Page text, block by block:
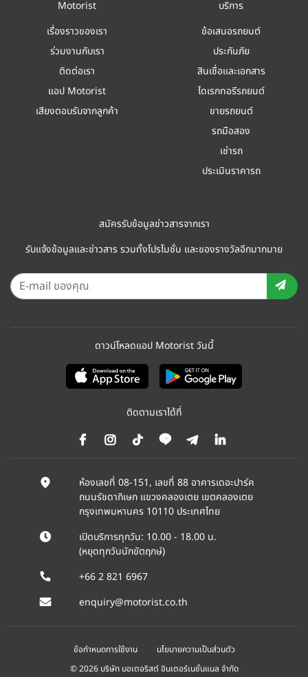
Motorist
เรื่องราวของเรา
ร่วมงานกับเรา
ติดต่อเรา
แอป Motorist
เสียงตอบรับจากลูกค้า
บริการ
ข้อเสนอรถยนต์
ประกันภัย
สินเชื่อและเอกสาร
ไดเรกทอรีรถยนต์
ขายรถยนต์
รถมือสอง
เช่ารถ
ประเมินราคารถ
สมัครรับข้อมูลข่าวสารจากเรา
รับแจ้งข้อมูลและข่าวสาร รวมทั้งโปรโมชั่น และของรางวัลอีกมากมาย
ดาวน์โหลดแอป Motorist วันนี้
ติดตามเราได้ที่
ห้องเลขที่ 08-151, เลขที่ 88 อาคารเดอะปาร์ค
ถนนรัชดาภิเษก แขวงคลองเตย เขตคลองเตย
กรุงเทพมหานคร 10110 ประเทศไทย
เปิดบริการทุกวัน: 10.00 - 18.00 น.
(หยุดทุกวันนักขัตฤกษ์)
+66 2 821 6967
enquiry@motorist.co.th
ข้อกำหนดการใช้งาน
นโยบายความเป็นส่วนตัว
© 2026 บริษัท มอเตอริสต์ อินเตอร์เนชั่นแนล จำกัด